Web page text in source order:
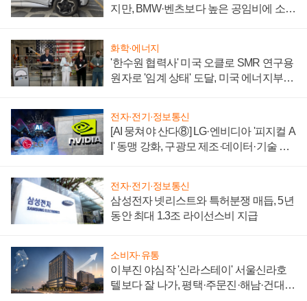
지만, BMW·벤츠보다 높은 공임비에 소비
화학·에너지
'한수원 협력사' 미국 오클로 SMR 연구용
원자로 '임계 상태' 도달, 미국 에너지부
전자·전기·정보통신
[AI 뭉쳐야 산다⑧] LG·엔비디아 '피지컬 A
I' 동맹 강화, 구광모 제조·데이터·기술 결
전자·전기·정보통신
삼성전자 넷리스트와 특허분쟁 매듭, 5년
동안 최대 1.3조 라이선스비 지급
소비자·유통
이부진 야심작 '신라스테이' 서울신라호
텔보다 잘 나가, 평택·주문진·해남·건대로